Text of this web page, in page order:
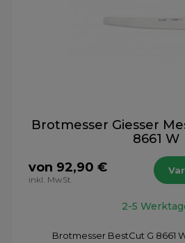
Brotmesser Giesser
8661 W
von 92,90 €
inkl. MwSt.
2-5
Brotmesser BestCut G 8661